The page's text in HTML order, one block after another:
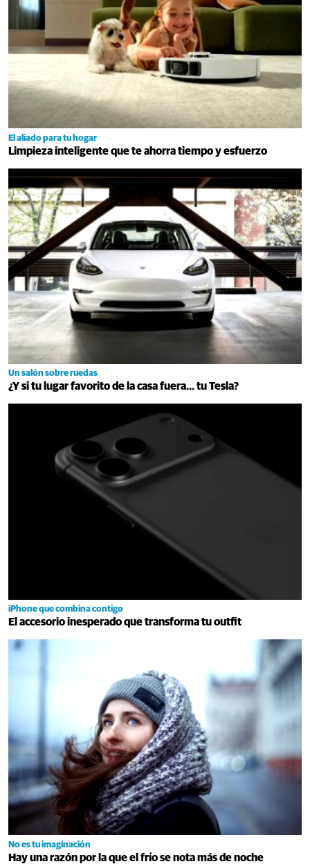
El aliado para tu hogar
Limpieza inteligente que te ahorra tiempo y esfuerzo
Un salón sobre ruedas
¿Y si tu lugar favorito de la casa fuera… tu Tesla?
iPhone que combina contigo
El accesorio inesperado que transforma tu outfit
No es tu imaginación
Hay una razón por la que el frío se nota más de noche